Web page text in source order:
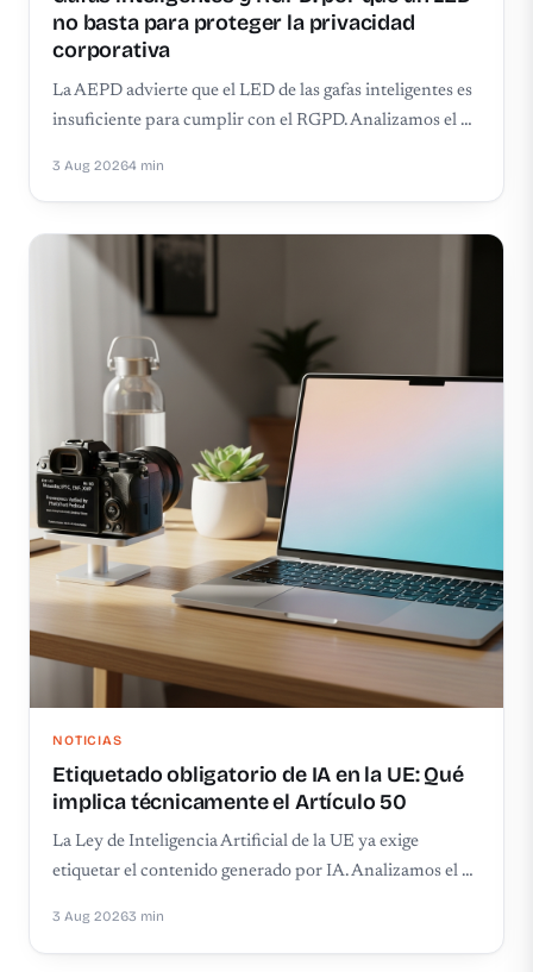
no basta para proteger la privacidad
corporativa
La AEPD advierte que el LED de las gafas inteligentes es
insuficiente para cumplir con el RGPD. Analizamos el …
3 Aug 20264 min
NOTICIAS
Etiquetado obligatorio de IA en la UE: Qué
implica técnicamente el Artículo 50
La Ley de Inteligencia Artificial de la UE ya exige
etiquetar el contenido generado por IA. Analizamos el …
3 Aug 20263 min